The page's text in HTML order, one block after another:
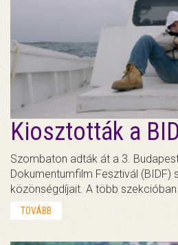
Kiosztották a
Szombaton adták át a 3.
Dokumentumfilm Fesztivál (BIDF)
közönségdíjait. A több
TOVÁBB